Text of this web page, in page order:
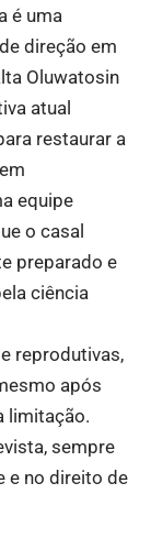
é uma
direção em
Oluwatosin
atual
restaurar a
equipe
o casal
preparado e
ciência
reprodutivas,
após
limitação.
sempre
e no direito de